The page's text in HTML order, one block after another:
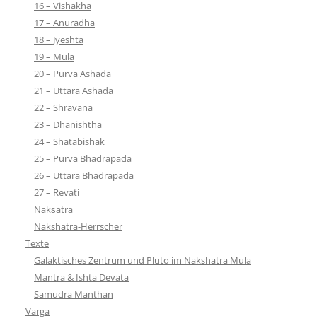
16 – Vishakha
17 – Anuradha
18 – Jyeshta
19 – Mula
20 – Purva Ashada
21 – Uttara Ashada
22 – Shravana
23 – Dhanishtha
24 – Shatabishak
25 – Purva Bhadrapada
26 – Uttara Bhadrapada
27 – Revati
Nakṣatra
Nakshatra-Herrscher
Texte
Galaktisches Zentrum und Pluto im Nakshatra Mula
Mantra & Ishta Devata
Samudra Manthan
Varga